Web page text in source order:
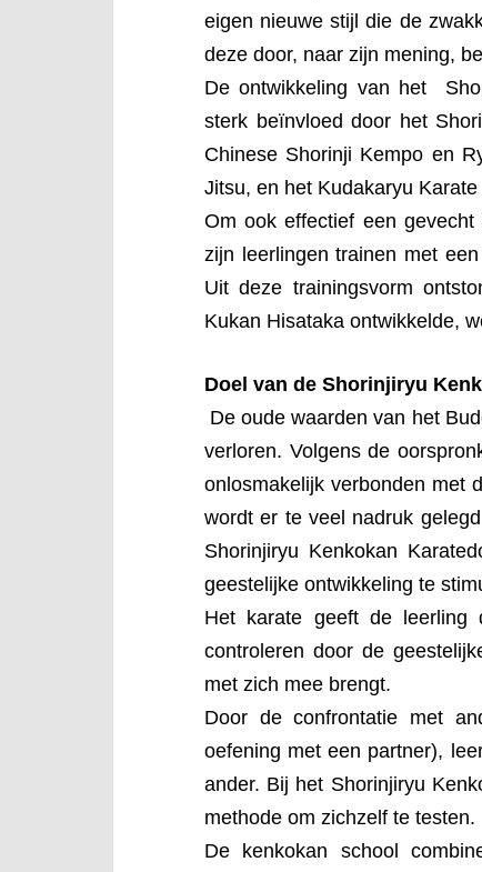
eigen nieuwe stijl die de
deze door, naar zijn mening,
De ontwikkeling van het
sterk beïnvloed door het
Chinese Shorinji Kempo en
Jitsu, en het Kudakaryu Karate
Om ook effectief een
zijn leerlingen trainen met
Uit deze trainingsvorm
Kukan Hisataka ontwikkelde,
Doel van de Shorinjiryu
De oude waarden van het
verloren. Volgens de
onlosmakelijk verbonden met
wordt er te veel nadruk
Shorinjiryu Kenkokan
geestelijke ontwikkeling te
Het karate geeft de leerling
controleren door de
met zich mee brengt.
Door de confrontatie met
oefening met een partner),
ander. Bij het Shorinjiryu
methode om zichzelf te testen.
De kenkokan school